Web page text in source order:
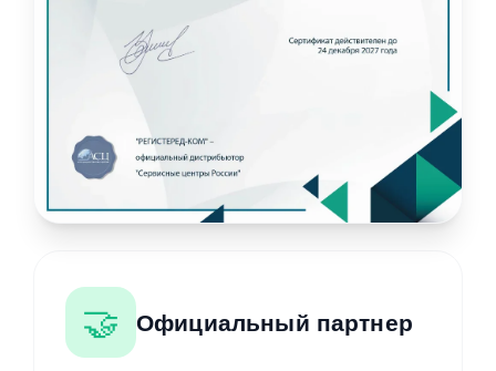
🤝 Официальный партнер